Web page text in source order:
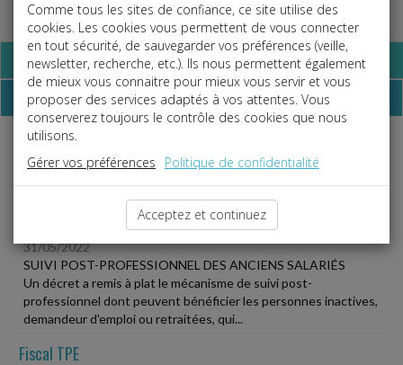
Comme tous les sites de confiance, ce site utilise des
cookies. Les cookies vous permettent de vous connecter
en tout sécurité, de sauvegarder vos préférences (veille,
newsletter, recherche, etc.). Ils nous permettent également
de mieux vous connaitre pour mieux vous servir et vous
proposer des services adaptés à vos attentes. Vous
conserverez toujours le contrôle des cookies que nous
utilisons.
Gérer vos préférences
Politique de confidentialité
Acceptez et continuez
Base documentaire
Dépêches
Liste des dernières dépêches
31/05/2022
SUIVI POST-PROFESSIONNEL DES ANCIENS SALARIÉS
Un décret a remis à plat le mécanisme de suivi post-
professionnel dont peuvent bénéficier les personnes inactives,
demandeur d'emploi ou retraitées, qui...
Fiscal TPE